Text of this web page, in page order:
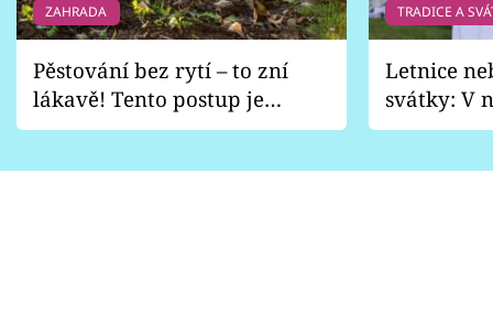
ZAHRADA
Pěstování bez rytí – to zní
lákavě! Tento postup je
vhodný jen pro některé
TRADICE A
Letnice
svátky: V
pondělí